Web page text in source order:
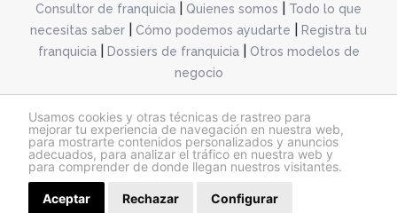
Usamos cookies y otras técnicas de rastreo para
mejorar tu experiencia de navegación en nuestra web,
para mostrarte contenidos personalizados y anuncios
adecuados, para analizar el tráfico en nuestra web y
para comprender de donde llegan nuestros visitantes.
Aceptar Rechazar Configurar
Consultor de franquicia Quienes somos
Todo lo que
necesitas saber
Cómo podemos ayudarte
Registra tu
franquicia| Dossiers de franquicia|
Otros modelos de
negocio
@franquiciashoy.es |Aviso legal| Política de cookies|Política de privacidad